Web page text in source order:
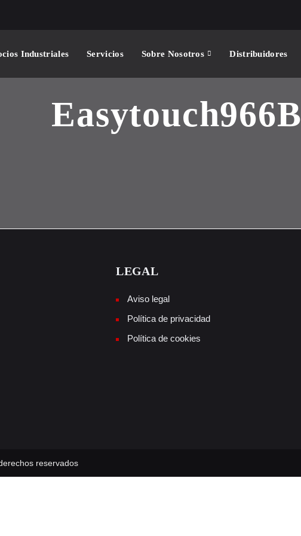
Industriales Servicios Sobre Nosotros Distribuidores
Easytouch966B
LEGAL
Aviso legal
Política de privacidad
Política de cookies
reservados